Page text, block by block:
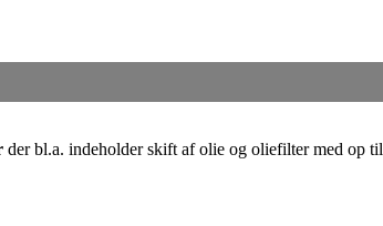
der bl.a. indeholder skift af olie og oliefilter med op til